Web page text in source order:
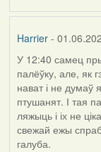
Harrier-
У 12:40 самец
палёўку, але, як
нават і не думаў
птушанят. І тая
ляжыць і іх не
свежай ежы
галуба.